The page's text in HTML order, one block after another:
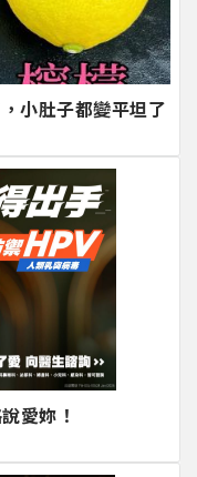
小肚子都變平坦了
愛妳！